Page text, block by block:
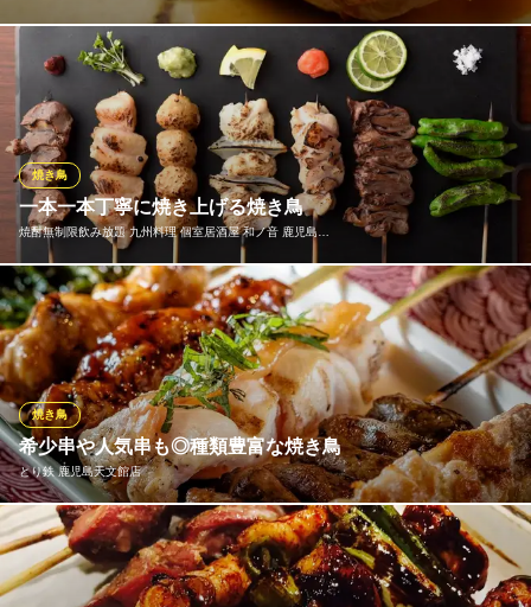
鹿児島郷土料理酒場
鹿児島市電（系統1）天文館通駅 徒歩3分
鹿児島県鹿児島市東千石町1-24 セイワ文化ビル1F
唯一無二の食感！一から手作り粗挽きつくね串 特注ミンチマシン
で豪快に挽いた鶏肉を、職人が一本ずつ丁寧に手打ち。他店では
真似できない大粒の身がゴロゴロ入った超粗挽き食感が自慢で
す！噛むほどに溢れ出す濃厚な肉汁は、一度食べたら忘れられな
い逸品。素材を活かす「塩」か、秘伝の「タレ」でお愉しみくだ
さい。
居酒屋 エビスクジラ
個室居酒屋
ＪＲ指宿枕崎線谷山駅 徒歩1分
鹿児島県鹿児島市谷山中央1-4088-1
一本一本丁寧に焼き上げる焼き鳥
焼酎無制限飲み放題 九州料理 個室居酒屋 和ノ音 鹿児島…
焼き鳥
当店の焼き鳥は、熟練の職人が一本一本丁寧に焼き上げていま
す。国産鶏の旨みを引き立てる絶妙な焼き加減と、タレや塩の使
い分けが絶品。定番から創作串まで豊富なラインナップで、何本
でも食べたくなる美味しさ。
焼酎無制限飲み放題 九州料理 個室居酒屋 和ノ音 鹿児島天文
館店
天文館 個室 居酒屋
鹿児島市電（系統1）天文館通駅 徒歩2分
鹿児島県鹿児島市東千石町1-26 フォリス観光ビル天文館6F
希少串や人気串も◎種類豊富な焼き鳥
とり鉄 鹿児島天文館店
焼き鳥
焼き鳥は一般鶏に比べて脂肪融点が低くやわらかい食感の楽美鶏
を使用し、一本一本丁寧に焼き上げます。また、タレ・塩にもこ
だわり、上質な鶏肉の味を更に美味しく仕上げています。売り切